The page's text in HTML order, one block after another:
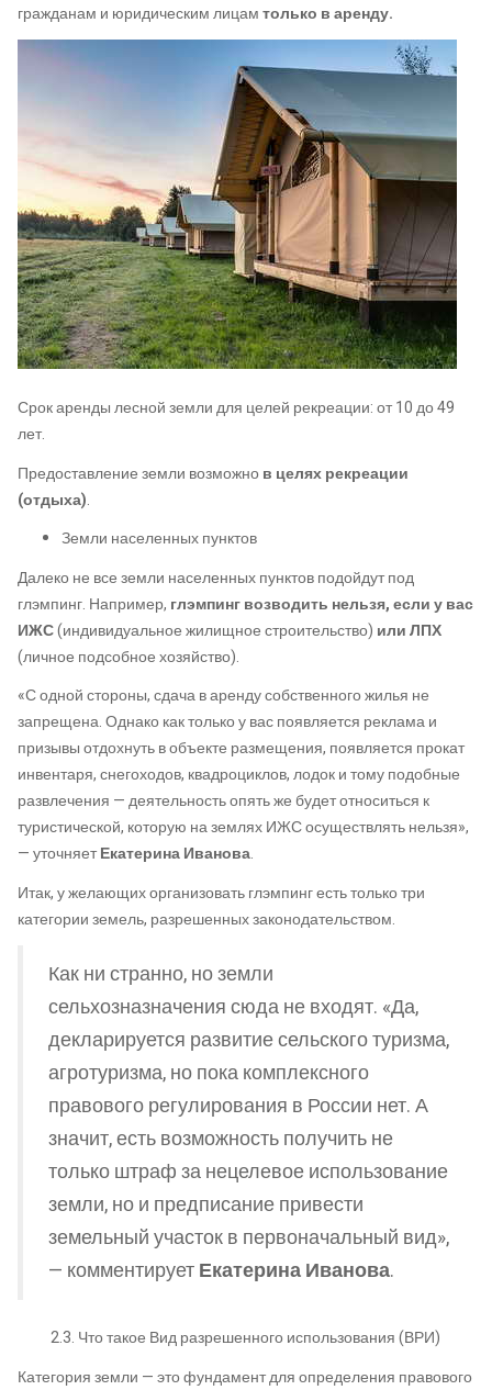
гражданам и юридическим лицамтолько в аренду.
Срок аренды лесной земли для целей рекреации: от 10 до 49
лет.
Предоставление земли возможнов целях рекреации
(отдыха).
Земли населенных пунктов
Далеко не все земли населенных пунктов подойдут под
глэмпинг. Например, глэмпинг возводить нельзя, если у вас
ИЖС(индивидуальное жилищное строительство) или ЛПХ
(личное подсобное хозяйство).
«С одной стороны, сдача в аренду собственного жилья не
запрещена. Однако как только у вас появляется реклама и
призывы отдохнуть в объекте размещения, появляется прокат
инвентаря, снегоходов, квадроциклов, лодок и тому подобные
развлечения — деятельность опять же будет относиться к
туристической, которую на землях ИЖС осуществлять нельзя»,
— уточняетЕкатерина Иванова.
Итак, у желающих организовать глэмпинг есть только три
категории земель, разрешенных законодательством.
Как ни странно, но земли
сельхозназначения сюда не входят. «Да,
декларируется развитие сельского туризма,
агротуризма, но пока комплексного
правового регулирования в России нет. А
значит, есть возможность получить не
только штраф за нецелевое использование
земли, но и предписание привести
земельный участок в первоначальный вид»,
— комментирует Екатерина Иванова.
2.3. Что такое Вид разрешенного использования (ВРИ)
Категория земли — это фундамент для определения правового